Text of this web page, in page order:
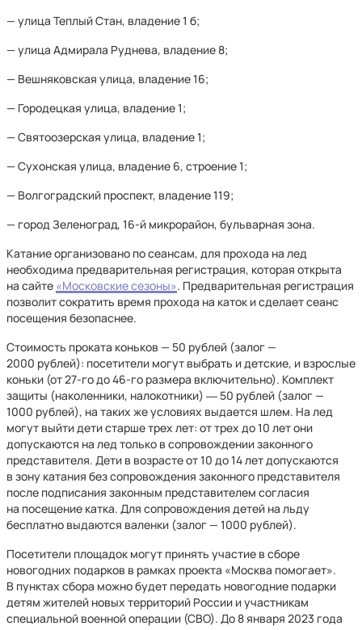
— улица Теплый Стан, владение 1 б;
— улица Адмирала Руднева, владение 8;
— Вешняковская улица, владение 16;
— Городецкая улица, владение 1;
— Святоозерская улица, владение 1;
— Сухонская улица, владение 6, строение 1;
— Волгоградский проспект, владение 119;
— город Зеленоград, 16-й микрорайон, бульварная зона.
Катание организовано по сеансам, для прохода на лед
необходима предварительная регистрация, которая открыта
на сайте «Московские сезоны». Предварительная регистрация
позволит сократить время прохода на каток и сделает сеанс
посещения безопаснее.
Стоимость проката коньков — 50 рублей (залог —
2000 рублей): посетители могут выбрать и детские, и взрослые
коньки (от 27-го до 46-го размера включительно). Комплект
защиты (наколенники, налокотники) ― 50 рублей (залог —
1000 рублей), на таких же условиях выдается шлем. На лед
могут выйти дети старше трех лет: от трех до 10 лет они
допускаются на лед только в сопровождении законного
представителя. Дети в возрасте от 10 до 14 лет допускаются
в зону катания без сопровождения законного представителя
после подписания законным представителем согласия
на посещение катка. Для сопровождения детей на льду
бесплатно выдаются валенки (залог — 1000 рублей).
Посетители площадок могут принять участие в сборе
новогодних подарков в рамках проекта «Москва помогает».
В пунктах сбора можно будет передать новогодние подарки
детям жителей новых территорий России и участникам
специальной военной операции (СВО). До 8 января 2023 года